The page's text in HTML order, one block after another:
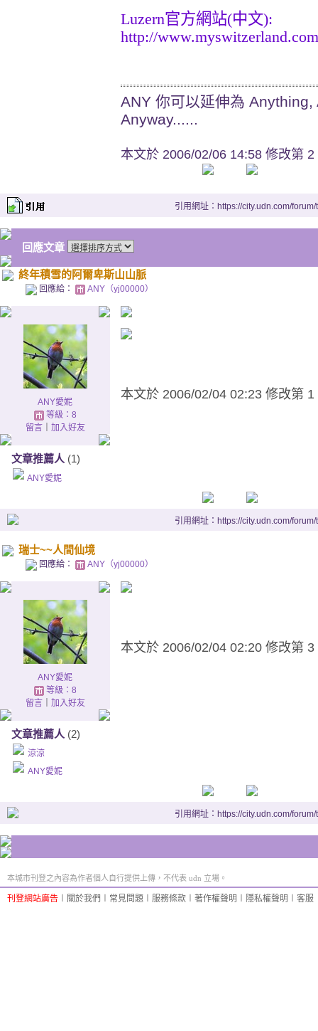
Luzern官方網站(中文):
http://
ANY 你可以延伸為
Anyway......
本文於 2006/02/06 14:58 修改第 2
引用網址：https://city.udn.com/
回應文章
終年積雪的阿爾卑斯山山脈
回應給： ANY（yj00000）
ANY愛妮
等級：8
留言｜ 加入好友
文章推薦人 (1)
ANY愛妮
本文於 2006/02/04 02:23 修改第 1
引用網址：https://city.udn.com/
瑞士~~人間仙境
回應給： ANY（yj00000）
ANY愛妮
等級：8
留言｜ 加入好友
文章推薦人 (2)
涼涼
ANY愛妮
本文於 2006/02/04 02:20 修改第 3
引用網址：https://city.udn.com/
本城市刊登之內容為作者個人自行提供上傳，不代表 udn 立場。
刊登網站廣告 關於我們 常見問題 服務條款 著作權聲明 隱私權聲明 客服